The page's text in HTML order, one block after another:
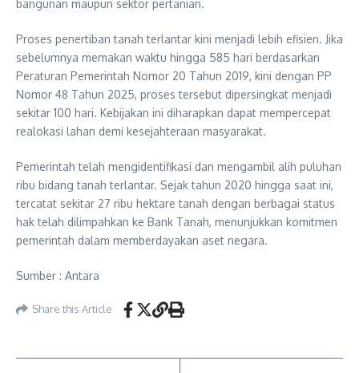
bangunan maupun sektor pertanian.
Proses penertiban tanah terlantar kini menjadi lebih efisien. Jika
sebelumnya memakan waktu hingga 585 hari berdasarkan
Peraturan Pemerintah Nomor 20 Tahun 2019, kini dengan PP
Nomor 48 Tahun 2025, proses tersebut dipersingkat menjadi
sekitar 100 hari. Kebijakan ini diharapkan dapat mempercepat
realokasi lahan demi kesejahteraan masyarakat.
Pemerintah telah mengidentifikasi dan mengambil alih puluhan
ribu bidang tanah terlantar. Sejak tahun 2020 hingga saat ini,
tercatat sekitar 27 ribu hektare tanah dengan berbagai status
hak telah dilimpahkan ke Bank Tanah, menunjukkan komitmen
pemerintah dalam memberdayakan aset negara.
Sumber : Antara
Share this Article